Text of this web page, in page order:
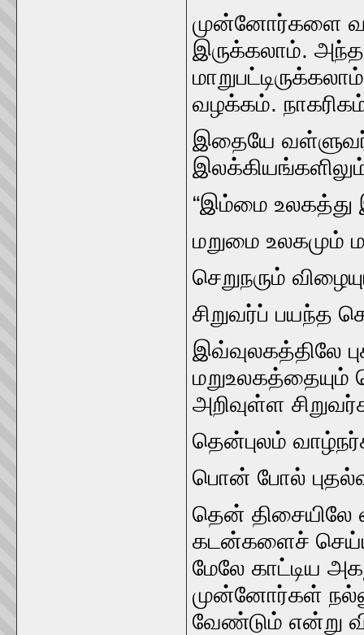
முன்னோர்களை
இருக்கலாம்‌.
வழக்கம்‌.
இதையே வள்ளுவர்‌
“இம்மை
மறுமை உலகமும்‌
செறுநரும்‌
சிறுவர்ப்‌ பயந்த
இவ்வுலகத்திலே
மறுஉலகத்தையும்‌
அறிவுள்ள
தென்புலம்‌
பொன்‌ போல்‌
தென்‌ திசையிலே
கடன்களைச்‌
மேலே காட்டிய
முன்னோர்கள்‌
வேண்டும்‌ என்று